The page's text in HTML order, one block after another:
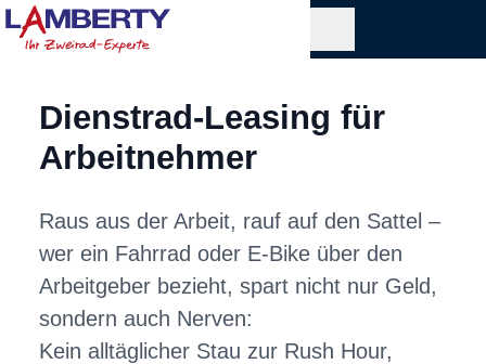
Dienstrad-Leasing für
Arbeitnehmer
Raus aus der Arbeit, rauf auf den Sattel –
wer ein Fahrrad oder E‑Bike über den
Arbeitgeber bezieht, spart nicht nur Geld,
sondern auch Nerven:
Kein alltäglicher Stau zur Rush Hour,